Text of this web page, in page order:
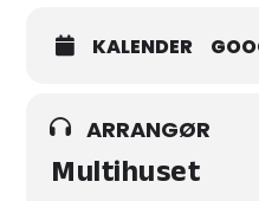
Arrangør: Foreningen
KALENDER
ARRANGØR
Multihuset